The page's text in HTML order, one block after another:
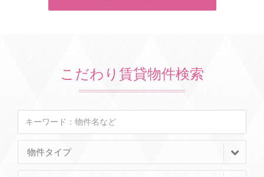
こだわり賃貸物件検索
物件タイプ